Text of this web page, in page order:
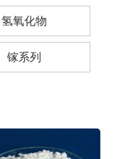
氢氧化物
镓系列